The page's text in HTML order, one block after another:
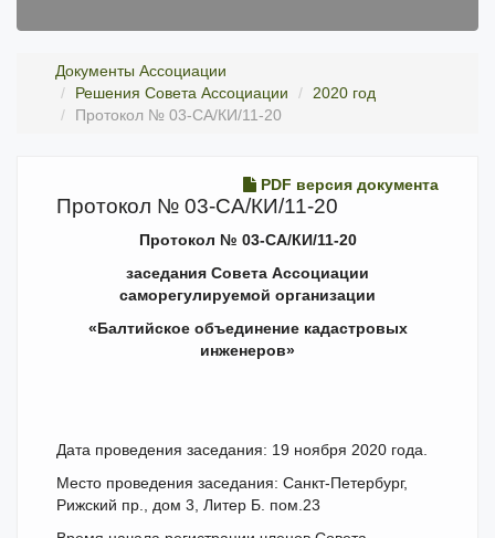
Документы Ассоциации
Решения Совета Ассоциации
2020 год
Протокол № 03-СА/КИ/11-20
PDF версия документа
Протокол № 03-СА/КИ/11-20
Протокол № 03-СА/КИ/11-20
заседания Совета Ассоциации
саморегулируемой организации
«Балтийское объединение кадастровых
инженеров»
Дата проведения заседания: 19 ноября 2020 года.
Место проведения заседания: Санкт-Петербург,
Рижский пр., дом 3, Литер Б. пом.23